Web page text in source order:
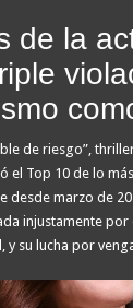
de la
de riesgo”,
el Top 10 de lo
desde marzo de
injustamente
su lucha por